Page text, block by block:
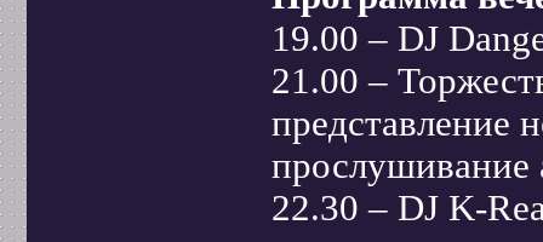
19.00 – DJ
21.00 –
представление
прослушивание
22.30 – DJ K-